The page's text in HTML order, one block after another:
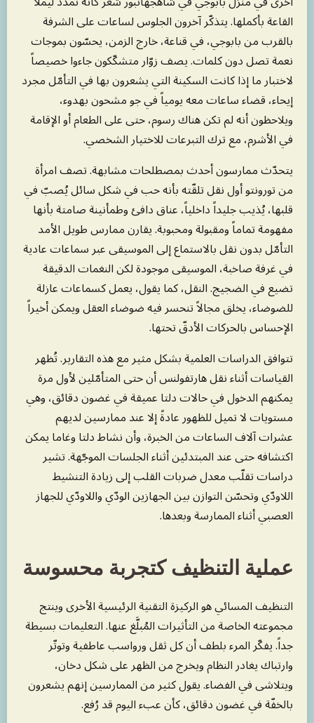
القاعة بأكملها. يتذكّر آخرون الجلوس لساعات على الشرفة
بالقرب من بابوجي، في قناعة، خارج الزمن، يحسّون بموجات
نعمة تصل دون كلمات. يصف زوّار متشكّكون جاءوا خصيصاً
لاختبار ما إذا كانت السكينة التي يشعرون بها في التأمّل مجرد
إيحاء، قضاء ساعات معه يومياً في جو مشحون بهدوء،
ويلاحظون أنه لم تكن هناك رسوم، حتى على الطعام أو الإقامة
في الأشرم، مع ترك التبرعات للاختيار الشخصي.
يتحدّث ممارسون أحدث بمصطلحات مشابهة. تصف امرأة
من تورونتو أول نقل تلقّته بأنه حب في شكل سائل يُصبّ في
قلبها، يُذيب جليداً داخلياً، عناق دافئ وطمأنينة صامتة بأنها
مفهومة تماماً ومقبولة ومحبوبة. يقارن ممارس طويل الأمد
التأمّل بدون نقل بالاستماع إلى الموسيقى عبر سماعات عادية
في غرفة صاخبة، الموسيقى موجودة لكن النغمات الدقيقة
تضيع في الضجيج. النقل، كما يقول، يعمل كسماعات عازلة
للضوضاء، يخلق مجالاً تنحسر فيه ضوضاء العقل ويمكن أخيراً
الإحساس بالحركات الأدقّ تحتها.
تتوافق الدراسات العلمية بشكل مثير مع هذه التقارير. تُظهر
القياسات أثناء نقل هارتفولنس أن حتى المتأمّلين لأول مرة
يمكنهم الدخول في حالات دلتا عميقة في غضون دقائق، وهي
مستويات لا تميل للظهور عادةً إلا عند ممارسين لديهم
عشرات آلاف الساعات من الخبرة، وأن نشاط دلتا وغاما يمكن
اكتشافه حتى عند المبتدئين أثناء الجلسات الموجّهة. تشير
دراسات تقلّب معدل ضربات القلب إلى زيادة التنشيط
اللاودّي وتحسّن التوازن بين الجهازين الودّي واللاودّي للجهاز
العصبي أثناء الممارسة وبعدها.
عملية التنظيف كتجربة محسوسة
التنظيف المسائي هو الركيزة التقنية الرئيسية الأخرى وينتج
مجموعته الخاصة من التأثيرات المُبلَّغ عنها. التعليمات بسيطة
جداً. يفكّر المرء بلطف أن كل ثقل ورواسب عاطفية وتوتّر
وارتباك يغادر النظام ويخرج من الظهر على شكل دخان،
ويتلاشى في الفضاء. يقول كثير من الممارسين إنهم يشعرون
بالخفّة في غضون دقائق، كأن عبء اليوم قد رُفع.